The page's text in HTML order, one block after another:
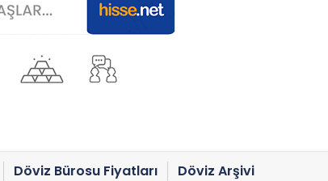
Döviz Bürosu Fiyatları Döviz Arşivi